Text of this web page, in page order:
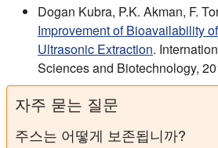
Dogan Kubra, P.K. Akman, F.
Improvement of Bioavailability
Ultrasonic Extraction.
Sciences and Biotechnology,
자주 묻는 질문
주스는 어떻게 보존됩니까?